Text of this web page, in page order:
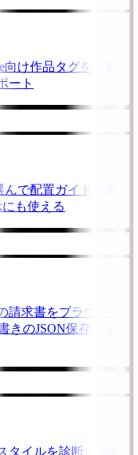
け作品タグを自動
ート
で配置ガイドを表
も使える
請求書をブラウザで
きのJSON保存/読込
タイルを診断。脚本